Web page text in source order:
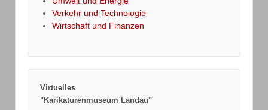
Verkehr und Technologie
Wirtschaft und Finanzen
Virtuelles
"Karikaturenmuseum Landau"